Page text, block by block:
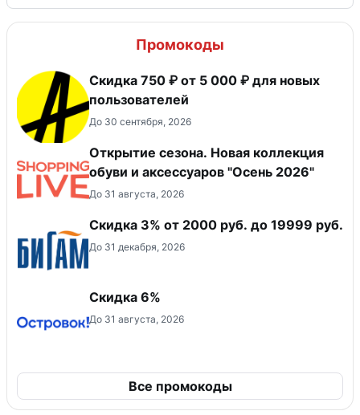
Промокоды
Скидка 750 ₽ от 5 000 ₽ для новых
пользователей
До 30 сентября, 2026
Открытие сезона. Новая коллекция
обуви и аксессуаров "Осень 2026"
До 31 августа, 2026
​Скидка 3% от 2000 руб. до 19999 руб.
До 31 декабря, 2026
Скидка 6%
До 31 августа, 2026
Все промокоды